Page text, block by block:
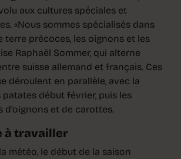
aux cultures spéciales et
«Nous sommes spécialisés dans
terre précoces, les oignons et les
Raphaël Sommer, qui alterne
suisse allemand et français. Ces
déroulent en parallèle, avec la
début février, puis les
d’oignons et de carottes.
à travailler
météo, le début de la saison